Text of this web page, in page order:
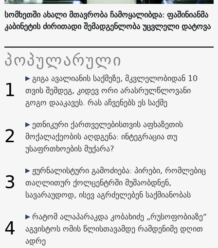
სომხეთში ახალი მთავრობა ჩამოყალიბდა: ფაშინიანმა
კაბინეტის ძირითადი შემადგენლობა უცვლელი დატოვა
პოპულარული
1
გიგა ავალიანის საქმეზე, მკვლელობიდან 10
თვის შემდეგ, კიდევ ორი არასრულწლოვანი
გოგო დააკავეს. რას აჩვენებს ეს საქმე
2
ეთნიკური ქართველებისთვის აფხაზეთის
მოქალაქეობის აღდგენა: ინტეგრაცია თუ
უსაფრთხოების მუქარა?
3
ჟურნალისტური გამოძიება: პირები, რომლებიც
თაღლითურ ქოლცენტრში მუშაობდნენ,
სავარაუდოდ, ისევ აგრძელებენ საქმიანობას
4
რატომ ალაპარაკდა კობახიძე „რუსოფობიაზე“
აგვისტოს ომის წლისთავამდე რამდენიმე დღით
ადრე